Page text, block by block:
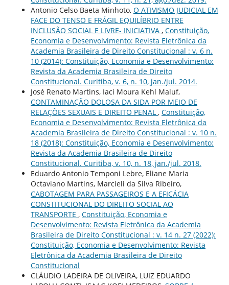
Antonio Celso Baeta Minhoto, O ATIVISMO JUDICIAL EM
FACE DO TENSO E FRÁGIL EQUILÍBRIO ENTRE
INCLUSÃO SOCIAL E LIVRE- INICIATIVA , Constituição,
Economia e Desenvolvimento: Revista Eletrônica da
Academia Brasileira de Direito Constitucional : v. 6 n.
10 (2014): Constituição, Economia e Desenvolvimento:
Revista da Academia Brasileira de Direito
Constitucional. Curitiba, v. 6, n. 10, jan./jul. 2014.
José Renato Martins, Iaci Moura Kehl Maluf,
CONTAMINAÇÃO DOLOSA DA SIDA POR MEIO DE
RELAÇÕES SEXUAIS E DIREITO PENAL , Constituição,
Economia e Desenvolvimento: Revista Eletrônica da
Academia Brasileira de Direito Constitucional : v. 10 n.
18 (2018): Constituição, Economia e Desenvolvimento:
Revista da Academia Brasileira de Direito
Constitucional. Curitiba, v. 10, n. 18, jan./jul. 2018.
Eduardo Antonio Temponi Lebre, Eliane Maria
Octaviano Martins, Marcieli da Silva Ribeiro,
CABOTAGEM PARA PASSAGEIROS E A EFICÁCIA
CONSTITUCIONAL DO DIREITO SOCIAL AO
TRANSPORTE , Constituição, Economia e
Desenvolvimento: Revista Eletrônica da Academia
Brasileira de Direito Constitucional : v. 14 n. 27 (2022):
Constituição, Economia e Desenvolvimento: Revista
Eletrônica da Academia Brasileira de Direito
Constitucional
CLÁUDIO LADEIRA DE OLIVEIRA, LUIZ EDUARDO